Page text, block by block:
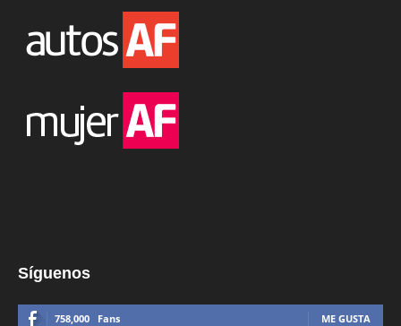
Síguenos
758,000 Fans ME GUSTA